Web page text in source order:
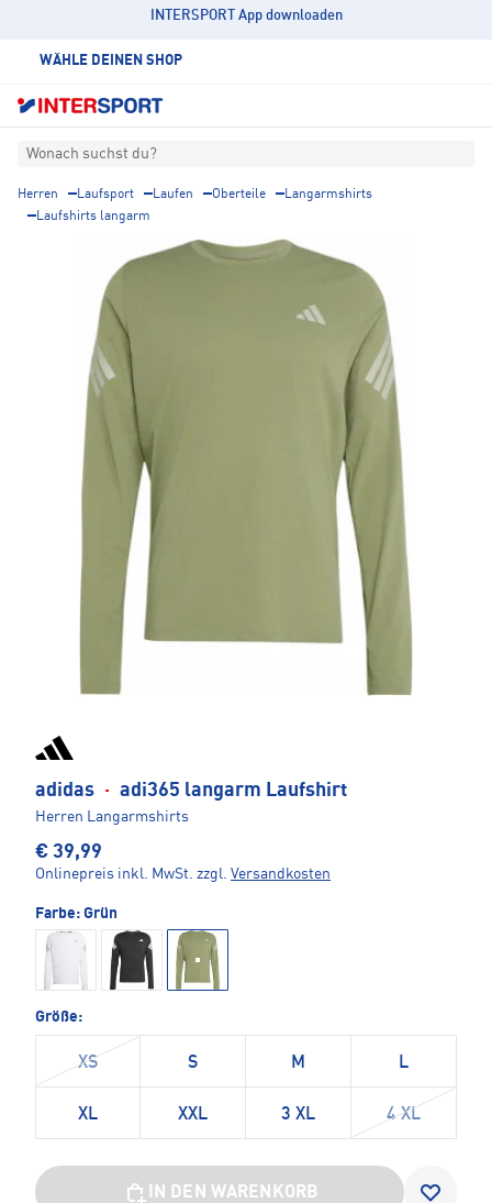
INTERSPORT App downloaden
WÄHLE DEINEN SHOP
Wonach suchst du?
Herren Laufsport Laufen Oberteile
Langarmshirts
Laufshirts langarm
adidas · adi365 langarm Laufshirt
Herren Langarmshirts
€ 39,99
Onlinepreis inkl. MwSt. zzgl. Versandkosten
Farbe: Grün
Größe:
XS S M L
XL XXL 3 XL 4 XL
IN DEN WARENKORB